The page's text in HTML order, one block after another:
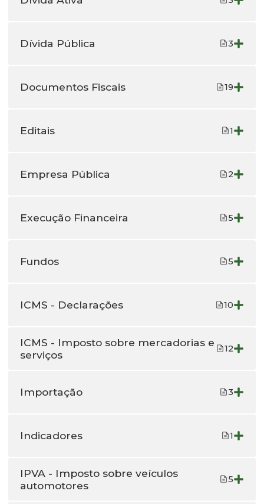
Dívida Pública 3
Documentos Fiscais 19
Editais 1
Empresa Pública 2
Execução Financeira 5
Fundos 5
ICMS - Declarações 10
ICMS - Imposto sobre mercadorias e
serviços
12
Importação 3
Indicadores 1
IPVA - Imposto sobre veículos
automotores
5